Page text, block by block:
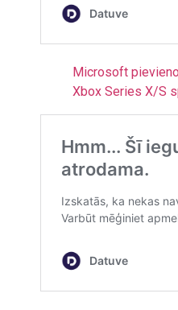
Microsoft
Xbox Series X/S